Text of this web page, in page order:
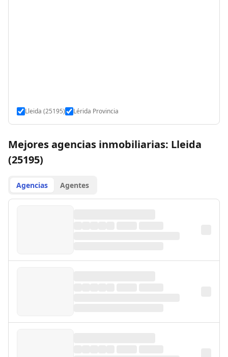
Lleida (25195) Lérida Provincia
Mejores agencias inmobiliarias: Lleida
(25195)
Agencias Agentes